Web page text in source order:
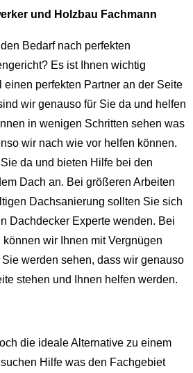
und Holzbau Fachmann
Bedarf nach perfekten
Es ist Ihnen wichtig
perfekten Partner an der Seite
wir genauso für Sie da und helfen
in wenigen Schritten sehen was
wir nach wie vor helfen können.
da und bieten Hilfe bei den
Dach an. Bei größeren Arbeiten
Dachsanierung sollten Sie sich
Dachdecker Experte wenden. Bei
wir Ihnen mit Vergnügen
werden sehen, dass wir genauso
stehen und Ihnen helfen werden.
die ideale Alternative zu einem
Hilfe was den Fachgebiet